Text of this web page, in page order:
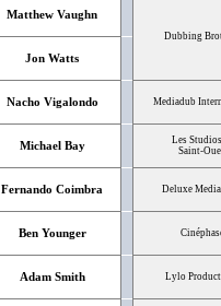
Matthew Vaughn
Dubbing
Jon Watts
Nacho Vigalondo Mediadub
Michael Bay
Les
Saint-
Fernando Coimbra Deluxe
Ben Younger
Adam Smith Lylo